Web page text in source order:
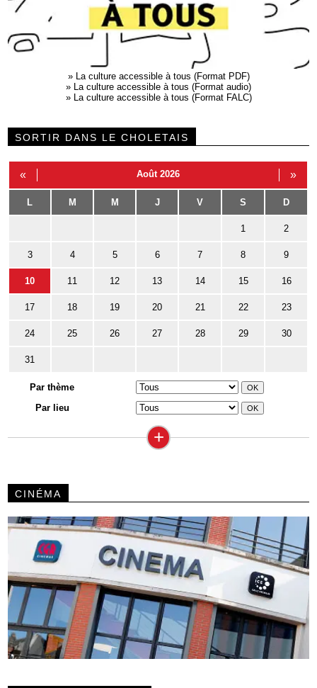
» La culture accessible à tous (Format PDF)
» La culture accessible à tous (Format audio)
» La culture accessible à tous (Format FALC)
SORTIR DANS LE CHOLETAIS
« Août 2026 »
L M M J V S D
1 2
3 4 5 6 7 8 9
10 11 12 13 14 15 16
17 18 19 20 21 22 23
24 25 26 27 28 29 30
31
Par thème
Par lieu
+
CINÉMA